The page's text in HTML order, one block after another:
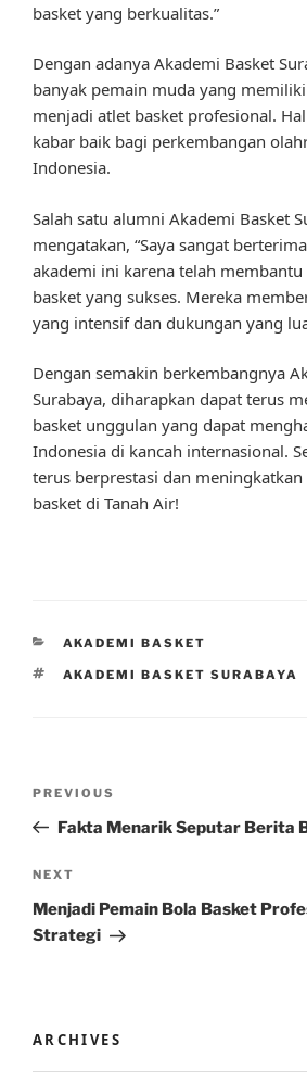
basket yang berkualitas.”
Dengan adanya Akademi Basket
banyak pemain muda yang
menjadi atlet basket profesional.
kabar baik bagi perkembangan
Indonesia.
Salah satu alumni Akademi Basket
mengatakan, “Saya sangat
akademi ini karena telah
basket yang sukses. Mereka
yang intensif dan dukungan yang
Dengan semakin berkembangnya
Surabaya, diharapkan dapat terus
basket unggulan yang dapat
Indonesia di kancah internasional.
terus berprestasi dan
basket di Tanah Air!
CATEGORIES
AKADEMI BASKET
TAGS
AKADEMI BASKET SURABAYA
Previous
Post
PREVIOUS
Fakta Menarik Seputar Berita
Next
Post
NEXT
Menjadi Pemain Bola Basket
Strategi
ARCHIVES